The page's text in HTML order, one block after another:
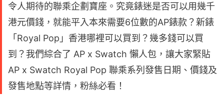
令人期待的聯乘企劃寶座。究竟錶迷是否可以用幾千
港元價錢，就能平入本來需要6位數的AP錶款？新錶
「Royal Pop」香港哪裡可以買到？幾多錢可以買
到？我們綜合了 AP x Swatch 懶人包，讓大家緊貼
AP x Swatch Royal Pop 聯乘系列發售日期、價錢及
發售地點等詳情，粉絲必看！